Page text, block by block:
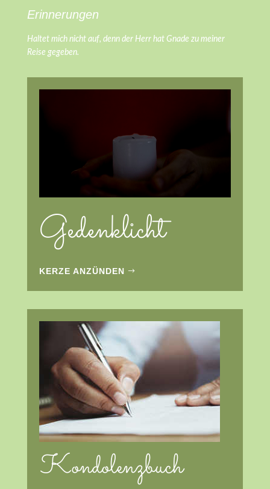
Erinnerungen
Haltet mich nicht auf, denn der Herr hat Gnade zu meiner
Reise gegeben.
Gedenklicht
KERZE ANZÜNDEN
Kondolenzbuch